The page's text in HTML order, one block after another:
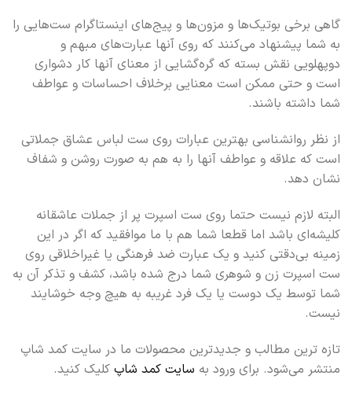
گاهی برخی بوتیک‌ها و مزون‌ها و پیج‌های اینستاگرام ست‌هایی را
به شما پیشنهاد می‌کنند که روی آنها عبارت‌های مبهم و
دوپهلویی نقش بسته که گره‌گشایی از معنای آنها کار دشواری
است و حتی ممکن است معنایی برخلاف احساسات و عواطف
شما داشته باشند.
از نظر روانشناسی بهترین عبارات روی ست لباس عشاق جملاتی
است که علاقه و عواطف آنها را به هم به صورت روشن و شفاف
نشان دهد.
البته لازم نیست حتما روی ست اسپرت پر از جملات عاشقانه
کلیشه‌ای باشد اما قطعا شما هم با ما موافقید که اگر در این
زمینه بی‌دقتی کنید و یک عبارت ضد فرهنگی یا غیراخلاقی روی
ست اسپرت زن و شوهری شما درج شده باشد، کشف و تذکر آن به
شما توسط یک دوست یا یک فرد غریبه به هیچ وجه خوشایند
نیست.
تازه ترین مطالب و جدیدترین محصولات ما در سایت کمد شاپ
منتشر می‌شود. برای ورود به سایت کمد شاپکلیک کنید.